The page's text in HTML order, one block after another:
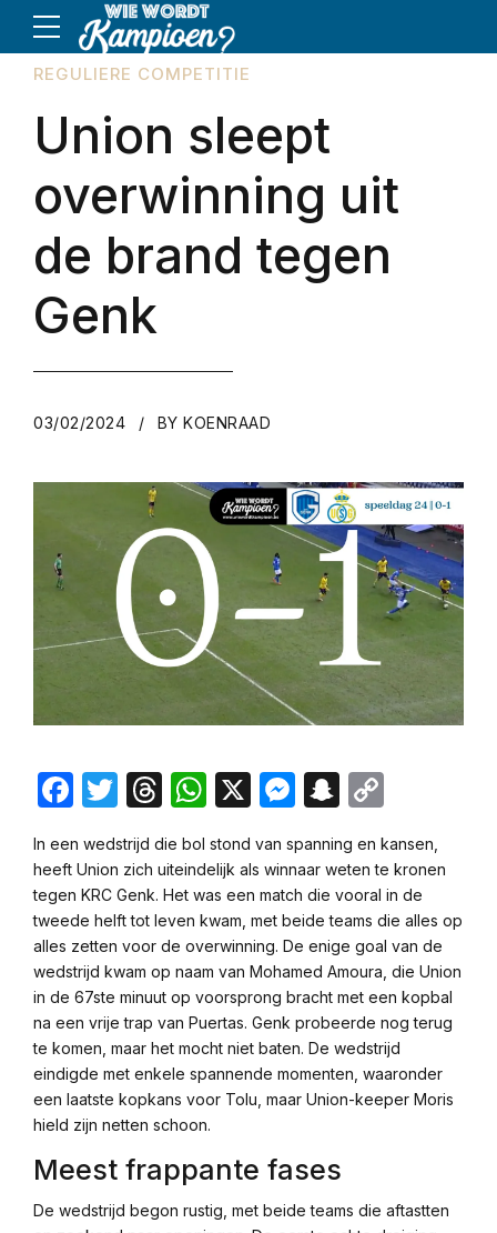
REGULIERE COMPETITIE
Union sleept
overwinning uit
de brand tegen
Genk
03/02/2024 BY KOENRAAD
Facebook
Twitter
Threads
WhatsApp
X Messenger
Snapchat
In een wedstrijd die bol stond van spanning en kansen,
heeft Union zich uiteindelijk als winnaar weten te kronen
tegen KRC Genk. Het was een match die vooral in de
tweede helft tot leven kwam, met beide teams die alles op
alles zetten voor de overwinning. De enige goal van de
wedstrijd kwam op naam van Mohamed Amoura, die Union
in de 67ste minuut op voorsprong bracht met een kopbal
na een vrije trap van Puertas. Genk probeerde nog terug
te komen, maar het mocht niet baten. De wedstrijd
eindigde met enkele spannende momenten, waaronder
een laatste kopkans voor Tolu, maar Union-keeper Moris
hield zijn netten schoon.
Meest frappante fases
De wedstrijd begon rustig, met beide teams die aftastten